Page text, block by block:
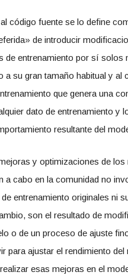
código fuente se lo define
de introducir
de entrenamiento por sí solos
a su gran tamaño habitual y al
que genera una
dato de entrenamiento y
resultante del
y optimizaciones de los
a cabo en la comunidad no
entrenamiento originales ni
son el resultado de
o de un proceso de ajuste
para ajustar el rendimiento del
esas mejoras en el